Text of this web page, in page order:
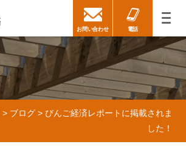
お問い合わせ 電話
> ブログ> びんご経済レポートに掲載されま
した！